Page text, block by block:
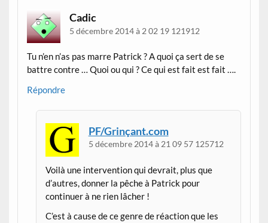
Cadic
5 décembre 2014 à 2 02 19 121912
Tu n’en n’as pas marre Patrick ? A quoi ça sert de se
battre contre … Quoi ou qui ? Ce qui est fait est fait ….
Répondre
PF/Grinçant.com
5 décembre 2014 à 21 09 57 125712
Voilà une intervention qui devrait, plus que
d’autres, donner la pêche à Patrick pour
continuer à ne rien lâcher !
C’est à cause de ce genre de réaction que les